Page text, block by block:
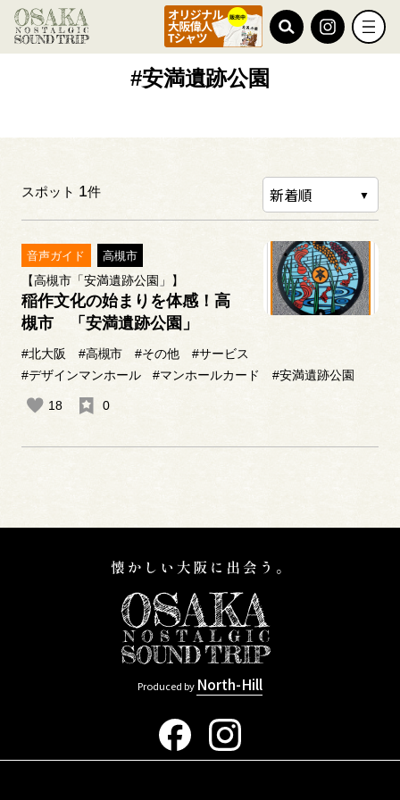
TOP #安満遺跡公園
#安満遺跡公園
スポット 1件
音声ガイド 高槻市
【高槻市「安満遺跡公園」】
稲作文化の始まりを体感！高
槻市 「安満遺跡公園」
#北大阪 #高槻市 #その他
#サービス
#デザインマンホール
#マンホールカード #安満遺跡公園
18 0
Produced by North-Hill